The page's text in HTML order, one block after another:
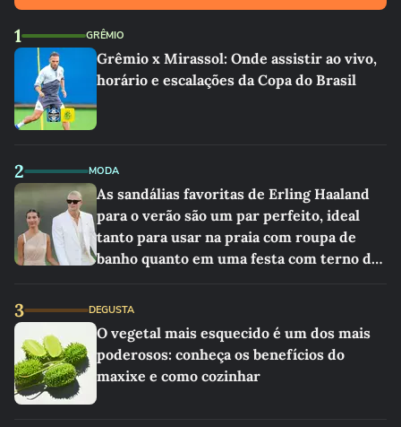
1 GRÊMIO
Grêmio x Mirassol: Onde assistir ao vivo,
horário e escalações da Copa do Brasil
2 MODA
As sandálias favoritas de Erling Haaland
para o verão são um par perfeito, ideal
tanto para usar na praia com roupa de
banho quanto em uma festa com terno de
3 DEGUSTA
O vegetal mais esquecido é um dos mais
poderosos: conheça os benefícios do
maxixe e como cozinhar